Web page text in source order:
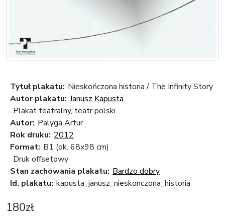
Tytuł plakatu: Nieskończona historia / The Infinity Story
Autor plakatu: Janusz Kapusta
Plakat teatralny, teatr polski
Autor: Palyga Artur
Rok druku: 2012
Format: B1 (ok. 68x98 cm)
Druk offsetowy
Stan zachowania plakatu: Bardzo dobry
Id. plakatu: kapusta_janusz_nieskonczona_historia
180zł